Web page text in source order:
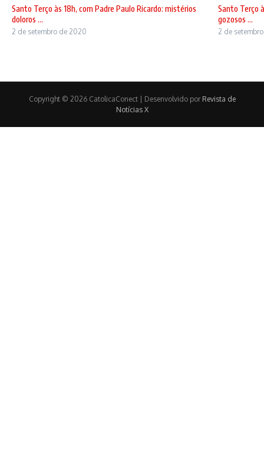
Santo Terço às 18h, com Padre Paulo Ricardo: mistérios
doloros ...
2 de setembro de 2020
Santo Terço
gozosos ...
2 de
Copyright © 2026 CatolicaConect | Desenvolvido por Revista de
Notícias X